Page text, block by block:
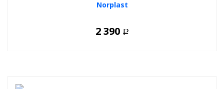
Norplast
2 390 Р